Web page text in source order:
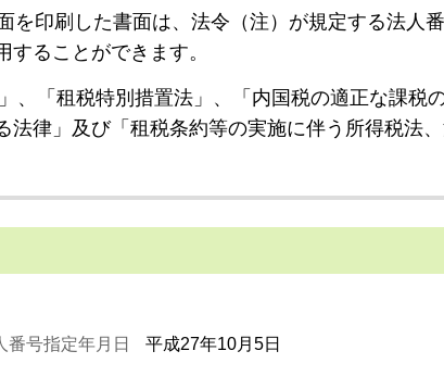
を印刷した書面は、法令（注）が規定する法人
することができます。
」、「租税特別措置法」、「内国税の適正な課
法律」及び「租税条約等の実施に伴う所得税法
番号指定年月日 平成27年10月5日